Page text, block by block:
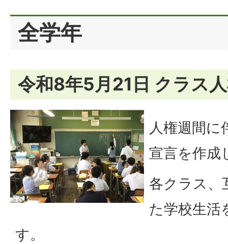
全学年
令和8年5月21日 クラス
人権週間に
宣言を作成
各クラス、
た学校生活
す。